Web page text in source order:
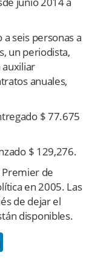
seis personas a
un periodista,
anuales,
$ 77.675
$ 129,276.
de
en 2005. Las
de dejar el
disponibles.